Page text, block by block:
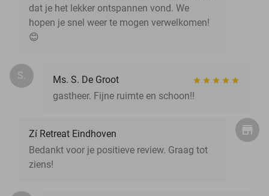
dat je het lekker ontspannen vond. We
hopen je snel weer te mogen verwelkomen!
😊
S.
Ms. S. De Groot
gastheer. Fijne ruimte en schoon!!
Zí Retreat Eindhoven
Bedankt voor je positieve review. Graag tot
ziens!